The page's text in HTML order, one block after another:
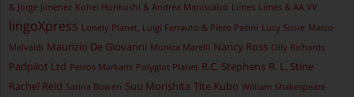
& Jorge Jimenez Kohei Horikoshi & Andrea Maniscalco Limes Limes & AA.VV.
lingoXpress Lonely Planet, Luigi Farrauto & Piero Pasini Lucy Score Marco
Malvaldi Maurizio De Giovanni Monica Marelli Nancy Ross Olly Richards
Padpilot Ltd Petros Markaris Polyglot Planet R.C. Stephens R. L. Stine
Rachel Reid Sarina Bowen Suu Morishita Tite Kubo William Shakespeare